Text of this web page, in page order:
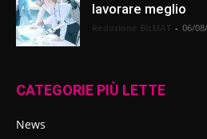
lavorare meglio
- 06/
CATEGORIE PIÙ LETTE
News